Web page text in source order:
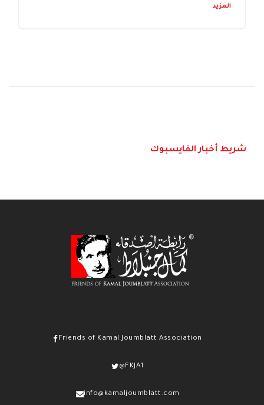
المزيد
شريط أخبار الفايسبوك
Friends of Kamal Joumblatt Association
@FKJA1
info@kamaljoumblatt.com